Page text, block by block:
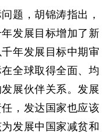
，胡锦涛指出，
发展目标增加了新
年发展目标中期审
全球取得全面、均
展伙伴关系。发展
，发达国家也应该
发展中国家减贫和